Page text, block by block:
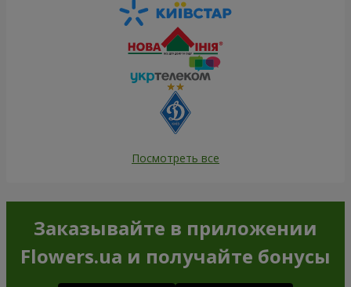
Посмотреть все
Заказывайте в приложении
Flowers.ua и получайте бонусы